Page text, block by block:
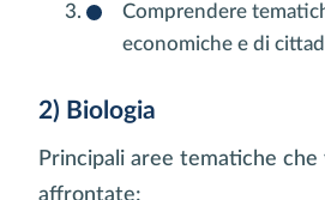
Comprendere
economiche e di
2) Biologia
Principali aree tematiche che
affrontate: